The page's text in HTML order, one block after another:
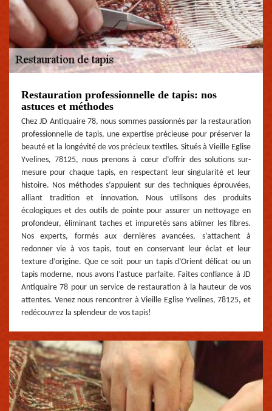
Restauration professionnelle de tapis: nos
astuces et méthodes
Chez JD Antiquaire 78, nous sommes passionnés par la restauration
professionnelle de tapis, une expertise précieuse pour préserver la
beauté et la longévité de vos précieux textiles. Situés à Vieille Eglise
Yvelines, 78125, nous prenons à cœur d’offrir des solutions sur-
mesure pour chaque tapis, en respectant leur singularité et leur
histoire. Nos méthodes s’appuient sur des techniques éprouvées,
alliant tradition et innovation. Nous utilisons des produits
écologiques et des outils de pointe pour assurer un nettoyage en
profondeur, éliminant taches et impuretés sans abîmer les fibres.
Nos experts, formés aux dernières avancées, s’attachent à
redonner vie à vos tapis, tout en conservant leur éclat et leur
texture d’origine. Que ce soit pour un tapis d’Orient délicat ou un
tapis moderne, nous avons l’astuce parfaite. Faites confiance à JD
Antiquaire 78 pour un service de restauration à la hauteur de vos
attentes. Venez nous rencontrer à Vieille Eglise Yvelines, 78125, et
redécouvrez la splendeur de vos tapis!